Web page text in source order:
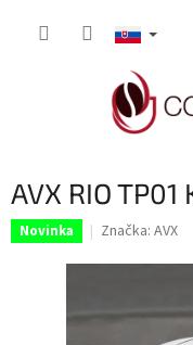
AVX RIO
Novinka Značka: AVX